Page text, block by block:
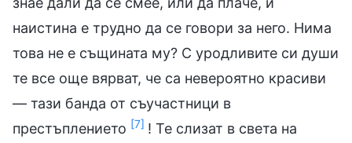
наистина е трудно да се говори за него. Нима
това не е същината му? С уродливите си души
те все още вярват, че са невероятно красиви
— тази банда от съучастници в
престъплението [7] ! Те слизат в света на